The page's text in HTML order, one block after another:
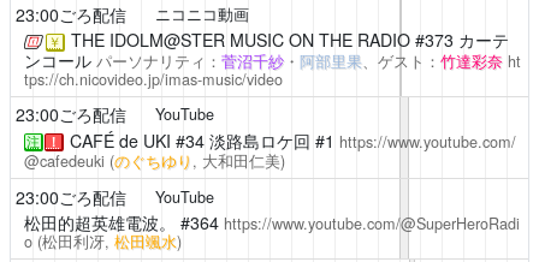
23:00ごろ配信 ニコニコ動画
￥ THE IDOLM@STER MUSIC ON THE RADIO#373 カーテ
ンコール パーソナリティ： 菅沼千紗・ 阿部里果、ゲスト： 竹達彩奈 ht
tps://ch.nicovideo.jp/imas-music/video
23:00ごろ配信 YouTube
注 ！ CAFÉ de UKI #34 淡路島ロケ回 #1 https://www.youtube.com/
@cafedeuki (のぐちゆり , 大和田仁美)
23:00ごろ配信 YouTube
松田的超英雄電波。 #364 https://www.youtube.com/@SuperHeroRadi
o (松田利冴, 松田颯水)